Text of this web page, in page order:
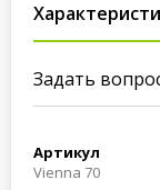
Задать
Артикул
Vienna 70